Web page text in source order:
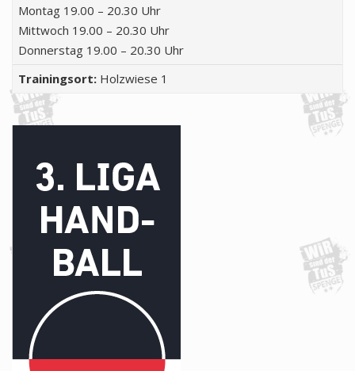
Montag 19.00 – 20.30 Uhr
Mittwoch 19.00 – 20.30 Uhr
Donnerstag 19.00 – 20.30 Uhr
Trainingsort: Holzwiese 1